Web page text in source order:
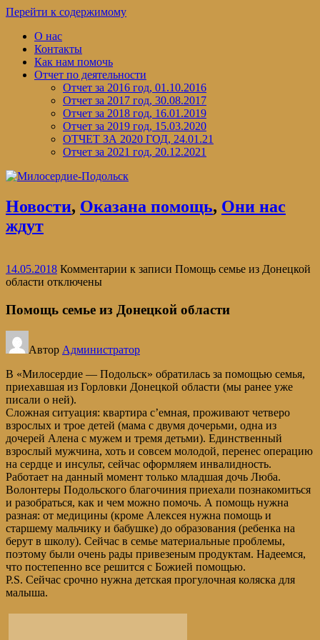
Перейти к содержимому
О нас
Контакты
Как нам помочь
Отчет по деятельности
Отчет за 2016 год, 01.10.2016
Отчет за 2017 год, 30.08.2017
Отчет за 2018 год, 16.01.2019
Отчет за 2019 год, 15.03.2020
ОТЧЕТ ЗА 2020 ГОД, 24.01.21
Отчет за 2021 год, 20.12.2021
Новости, Оказана помощь, Они нас
ждут
14.05.2018 Комментарии к записи Помощь семье из Донецкой
области отключены
Помощь семье из Донецкой области
Автор Администратор
В «Милосердие — Подольск» обратилась за помощью семья,
приехавшая из Горловки Донецкой области (мы ранее уже
писали о ней).
Сложная ситуация: квартира с’емная, проживают четверо
взрослых и трое детей (мама с двумя дочерьми, одна из
дочерей Алена с мужем и тремя детьми). Единственный
взрослый мужчина, хоть и совсем молодой, перенес операцию
на сердце и инсульт, сейчас оформляем инвалидность.
Работает на данный момент только младшая дочь Люба.
Волонтеры Подольского благочиния приехали познакомиться
и разобраться, как и чем можно помочь. А помощь нужна
разная: от медицины (кроме Алексея нужна помощь и
старшему мальчику и бабушке) до образования (ребенка на
берут в школу). Сейчас в семье материальные проблемы,
поэтому были очень рады привезеным продуктам. Надеемся,
что постепенно все решится с Божией помощью.
P.S. Сейчас срочно нужна детская прогулочная коляска для
малыша.